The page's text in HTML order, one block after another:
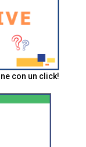
con un click!